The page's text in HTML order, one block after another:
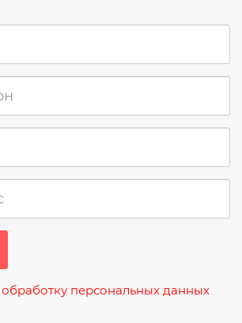
обработку персональных данных